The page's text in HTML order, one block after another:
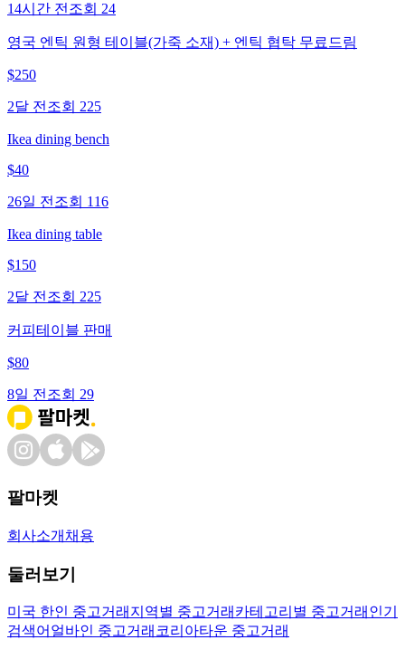
14시간 전 조회 24
영국 엔틱 원형 테이블(가죽 소재) + 엔틱 협탁 무료드림
$250
2달 전 조회 225
Ikea dining bench
$40
26일 전 조회 116
Ikea dining table
$150
2달 전 조회 225
커피테이블 판매
$80
8일 전 조회 29
팔마켓
회사소개 채용
둘러보기
미국 한인 중고거래 지역별 중고거래 카테고리별 중고거래 인기
검색어 얼바인 중고거래 코리아타운 중고거래